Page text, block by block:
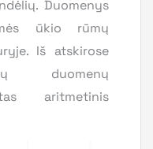
Duomenys
ūkio rūmų
Iš atskirose
duomenų
aritmetinis